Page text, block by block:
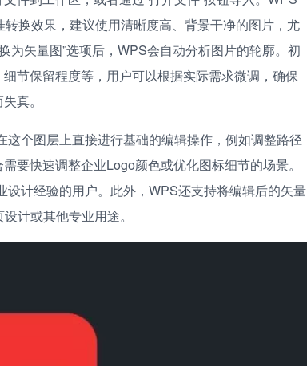
换效果，建议使用清晰度高、背景干净的图片，尤
为矢量图”选项后，WPS会自动分析图片的轮廓。初
节保留程度等，用户可以根据实际需求微调，确保
真。
个图层上直接进行基础的编辑操作，例如调整路径
要快速调整企业Logo颜色或优化图标细节的场景。
计经验的用户。此外，WPS还支持将编辑后的矢量
计或其他专业用途。